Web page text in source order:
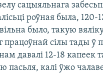
сацыяльнага
роўная была,
было, такую
сілы тады ў
давалі 12-18 капеек
пасьля, калі ўжо